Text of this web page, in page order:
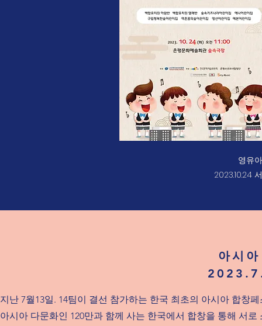
영유
2023.10.24
아시
지난 7월13일. 14팀이 결선 참가하는 한국 최초의 아시아 합창
아시아 다문화인 120만과 함께 사는 한국에서 합창을 통해 서